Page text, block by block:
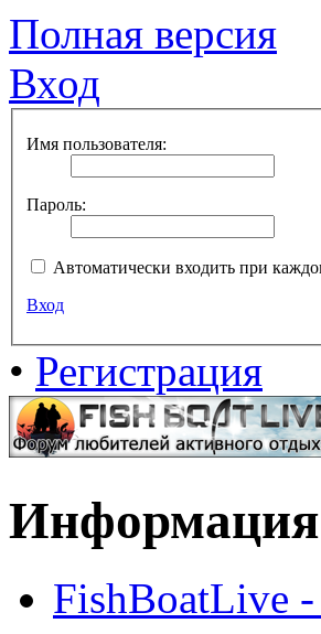
Полная версия
Вход
Имя пользователя:
Пароль:
Автоматически входить при
Вход
• Регистрация
Информация
FishBoatLive